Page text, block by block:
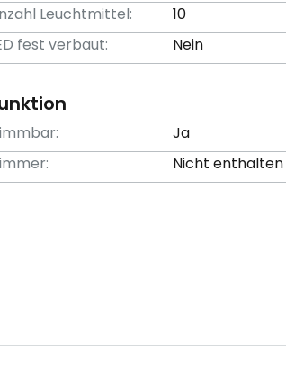
Leuchtmittel:
10
fest verbaut:
Nein
Ja
Nicht enthalten